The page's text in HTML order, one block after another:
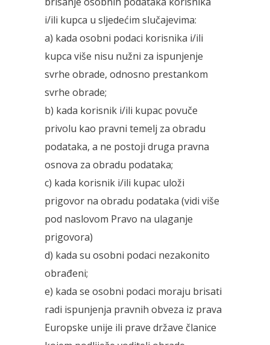
i/ili kupca u sljedećim slučajevima:
a) kada osobni podaci korisnika i/ili
kupca više nisu nužni za ispunjenje
svrhe obrade, odnosno prestankom
svrhe obrade;
b) kada korisnik i/ili kupac povuče
privolu kao pravni temelj za obradu
podataka, a ne postoji druga pravna
osnova za obradu podataka;
c) kada korisnik i/ili kupac uloži
prigovor na obradu podataka (vidi više
pod naslovom Pravo na ulaganje
prigovora)
d) kada su osobni podaci nezakonito
obrađeni;
e) kada se osobni podaci moraju brisati
radi ispunjenja pravnih obveza iz prava
Europske unije ili prave države članice